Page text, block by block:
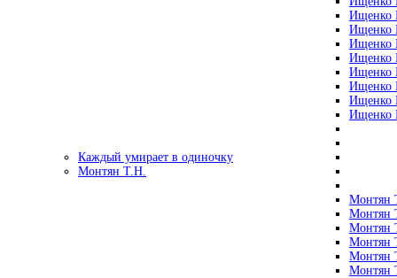
Ищенко
Ищенко
Ищенко
Ищенко
Ищенко
Ищенко
Ищенко
Ищенко
Каждый умирает в одиночку
Монтян Т.Н.
Монтян
Монтян
Монтян
Монтян
Монтян
Монтян